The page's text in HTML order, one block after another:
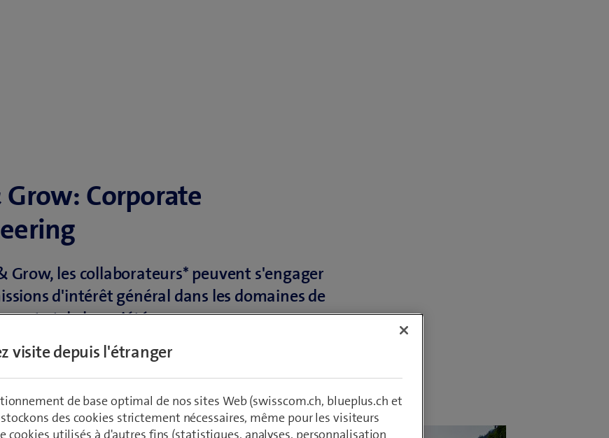
Corporate
Grow, les collaborateurs* peuvent s'engager
d'intérêt général dans les domaines de
et de la société.
visite depuis l'étranger
de base optimal de nos sites Web (swisscom.ch, blueplus.ch et
des cookies strictement nécessaires, même pour les visiteurs
cookies utilisés à d'autres fins (statistiques, analyses, personnalisation